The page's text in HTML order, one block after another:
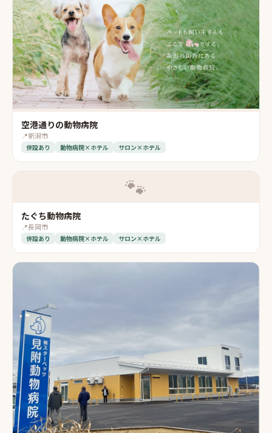
空港通りの動物病院
📍新潟市
併設あり 動物病院×ホテル サロン×ホテル
🐾
たぐち動物病院
📍長岡市
併設あり 動物病院×ホテル サロン×ホテル